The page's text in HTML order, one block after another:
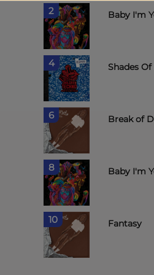
2 Baby I'm
4 Shades
6 Break of
8 Baby I'm
10 Fantasy